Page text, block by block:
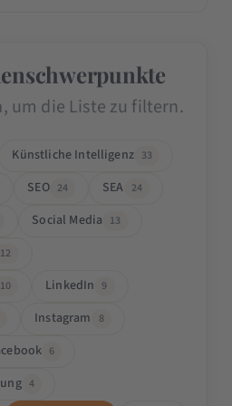
um die Liste zu filtern.
Künstliche Intelligenz 33
SEO 24 SEA 24
Social Media 13
12
10 LinkedIn 9
Instagram 8
6
4